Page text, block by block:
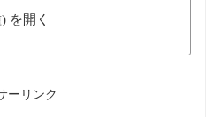
を開く
ーリンク